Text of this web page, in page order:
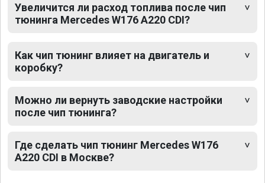
Увеличится ли расход топлива после чип
тюнинга Mercedes W176 A220 CDI?
Как чип тюнинг влияет на двигатель и
коробку?
Можно ли вернуть заводские настройки
после чип тюнинга?
Где сделать чип тюнинг Mercedes W176
A220 CDI в Москве?